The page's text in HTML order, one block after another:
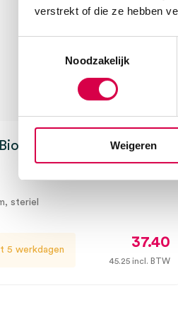
verstrekt of die ze hebben
Noodzakelijk
Weigeren
Punch huidstans,
steriel
5 werkdagen 37.40
45.25 incl. BTW